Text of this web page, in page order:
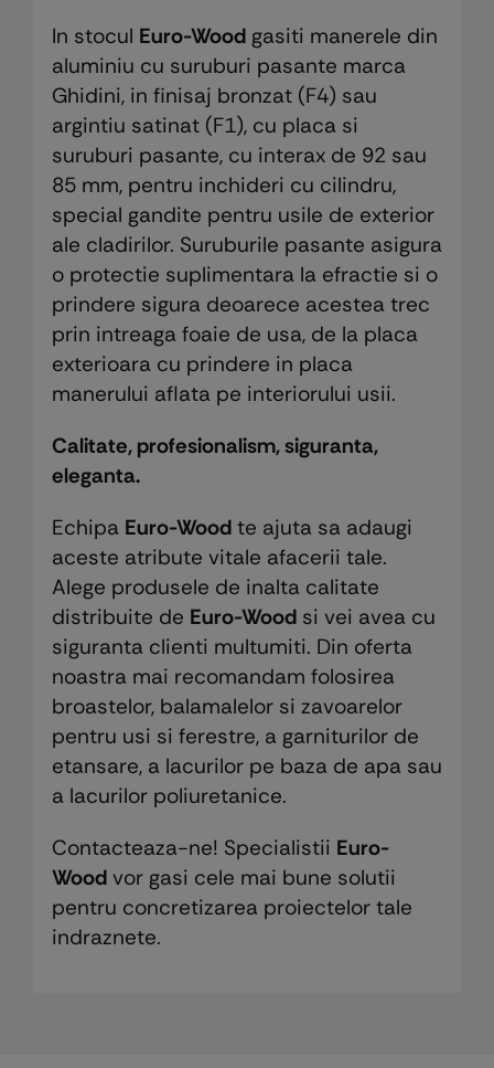
In stocul Euro-Woodgasiti manerele din
aluminiu cu suruburi pasante marca
Ghidini, in finisaj bronzat (F4) sau
argintiu satinat (F1), cu placa si
suruburi pasante, cu interax de 92 sau
85 mm, pentru inchideri cu cilindru,
special gandite pentru usile de exterior
ale cladirilor. Suruburile pasante asigura
o protectie suplimentara la efractie si o
prindere sigura deoarece acestea trec
prin intreaga foaie de usa, de la placa
exterioara cu prindere in placa
manerului aflata pe interiorului usii.
Calitate, profesionalism, siguranta,
eleganta.
Echipa Euro-Woodte ajuta sa adaugi
aceste atribute vitale afacerii tale.
Alege produsele de inalta calitate
distribuite de Euro-Woodsi vei avea cu
siguranta clienti multumiti. Din oferta
noastra mai recomandam folosirea
broastelor, balamalelor si zavoarelor
pentru usi si ferestre, a garniturilor de
etansare, a lacurilor pe baza de apa sau
a lacurilor poliuretanice.
Contacteaza-ne! Specialistii Euro-
Woodvor gasi cele mai bune solutii
pentru concretizarea proiectelor tale
indraznete.